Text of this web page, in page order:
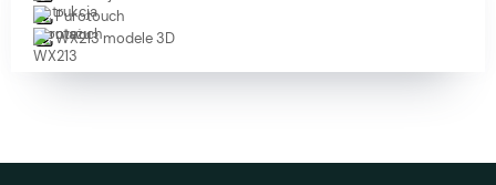
Purotouch
WX213 modele 3D